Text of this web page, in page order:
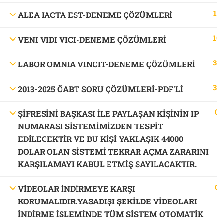
ALEA IACTA EST-DENEME ÇÖZÜMLERİ
VENI VIDI VICI-DENEME ÇÖZÜMLERİ
LABOR OMNIA VINCIT-DENEME ÇÖZÜMLERİ
2013-2025 ÖABT SORU ÇÖZÜMLERİ-PDF'LI
ŞİFRESİNİ BAŞKASI İLE PAYLAŞAN KİŞİNİN IP
NUMARASI SİSTEMİMİZDEN TESPİT
EDİLECEKTİR VE BU KİŞİ YAKLAŞIK 44000
DOLAR OLAN SİSTEMİ TEKRAR AÇMA ZARARINI
KARŞILAMAYI KABUL ETMİŞ SAYILACAKTIR.
VİDEOLAR İNDİRMEYE KARŞI
KORUMALIDIR.YASADIŞI ŞEKİLDE VİDEOLARI
İNDİRME İŞLEMİNDE TÜM SİSTEM OTOMATİK